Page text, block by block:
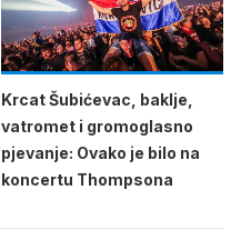
Krcat Šubićevac, baklje,
vatromet i gromoglasno
pjevanje: Ovako je bilo na
koncertu Thompsona